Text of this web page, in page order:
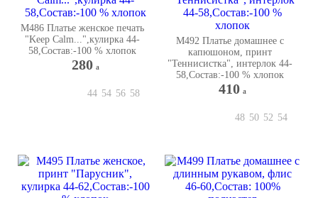
М486 Платье женское печать
"Keep Calm...",кулирка 44-
58,Состав:-100 % хлопок
280 a
44 54 56 58
М492 Платье домашнее с
капюшоном, принт
"Теннисистка", интерлок 44-
58,Состав:-100 % хлопок
410 a
48 50 52 54